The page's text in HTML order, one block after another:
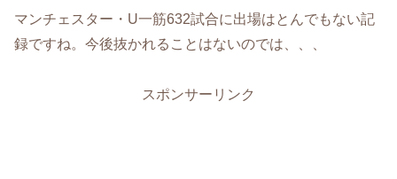
マンチェスター・U一筋632試合に出場はとんでもない記
録ですね。今後抜かれることはないのでは、、、
スポンサーリンク